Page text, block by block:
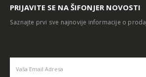
PRIJAVITE SE NA ŠIFONJER NOVOSTI
Saznajte prvi sve najnovije informacije o